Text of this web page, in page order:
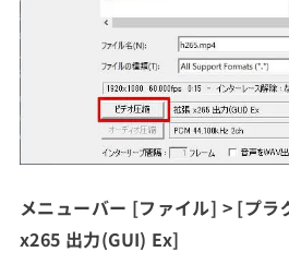
メニューバー [ファイル] > [プラ
x265 出力(GUI) Ex]